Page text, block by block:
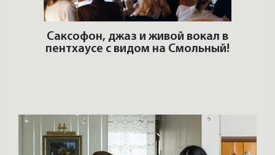
Саксофон, джаз и живой вокал в
пентхаусе с видом на Смольный!